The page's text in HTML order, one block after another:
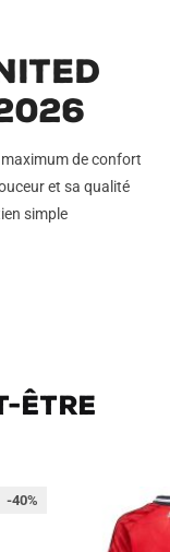
de confort
et sa qualité
simple
être
-40%